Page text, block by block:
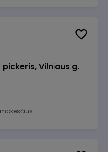
Vilniaus g.
mokesčius